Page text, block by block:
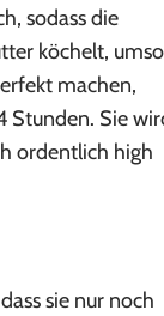
sodass die
köchelt, umso
machen,
Stunden. Sie
ordentlich high
sie nur noch